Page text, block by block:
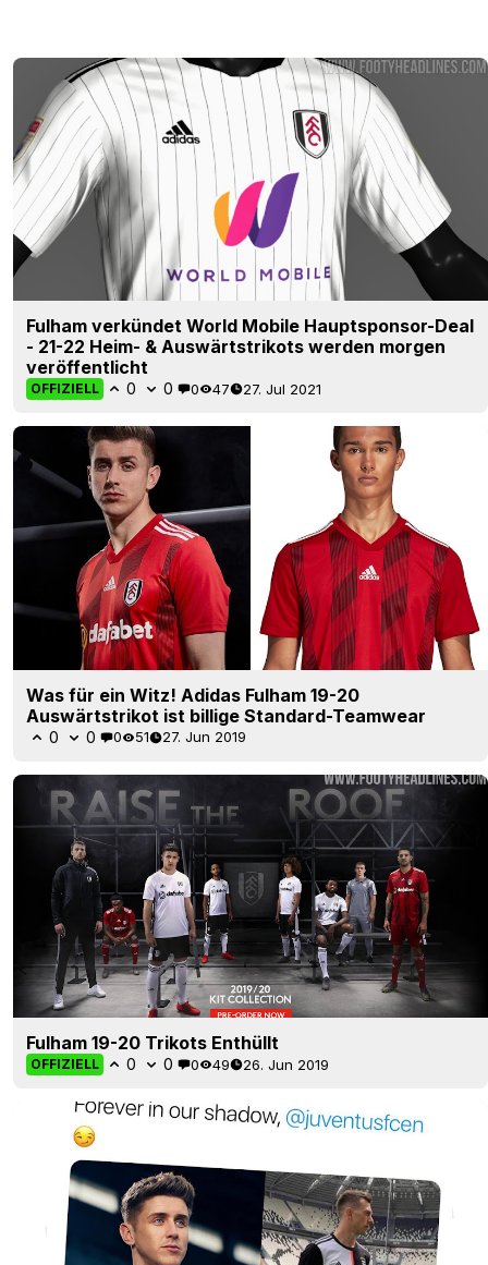
Fulham verkündet World Mobile Hauptsponsor-Deal
- 21-22 Heim- & Auswärtstrikots werden morgen
veröffentlicht
OFFIZIELL 0 0 0 47 27. Jul 2021
Was für ein Witz! Adidas Fulham 19-20
Auswärtstrikot ist billige Standard-Teamwear
0 0 0 51 27. Jun 2019
Fulham 19-20 Trikots Enthüllt
OFFIZIELL 0 0 0 49 26. Jun 2019